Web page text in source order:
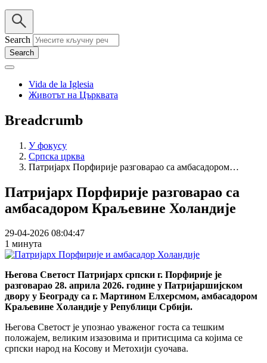
Search
Vida de la Iglesia
Животът на Църквата
Breadcrumb
У фокусу
Српска црква
Патријарх Порфирије разговарао са амбасадором…
Патријарх Порфирије разговарао са
амбасадором Краљевине Холандије
29-04-2026 08:04:47
1 минута
Његова Светост Патријарх српски г. Порфирије је
разговарао 28. априла 2026. године у Патријаршијском
двору у Београду са г. Мартином Елхерсмом, амбасадором
Краљевине Холандије у Републици Србији.
Његова Светост је упознао уваженог госта са тешким
положајем, великим изазовима и притисцима са којима се
српски народ на Косову и Метохији суочава.